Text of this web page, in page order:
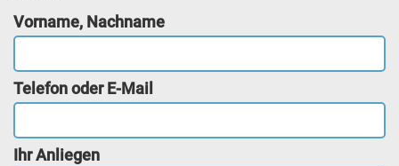
Vorname, Nachname
Telefon oder E-Mail
Ihr Anliegen